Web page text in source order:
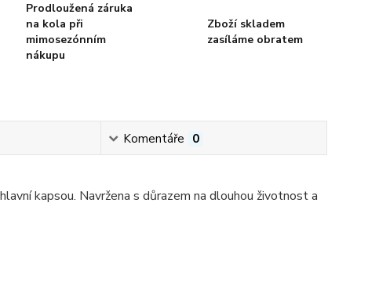
Prodloužená záruka
na kola při
mimosezónním
nákupu
Zboží skladem
zasíláme obratem
Komentáře 0
kapsou. Navržena s důrazem na dlouhou životnost a